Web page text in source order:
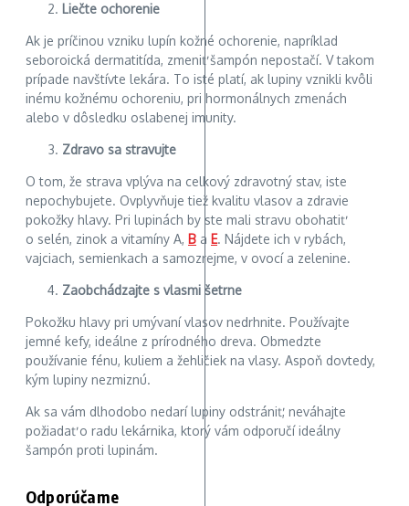
Liečte ochorenie
Ak je príčinou vzniku lupín kožné ochorenie, napríklad
seboroická dermatitída, zmeniť šampón nepostačí. V takom
prípade navštívte lekára. To isté platí, ak lupiny vznikli kvôli
inému kožnému ochoreniu, pri hormonálnych zmenách
alebo v dôsledku oslabenej imunity.
Zdravo sa stravujte
O tom, že strava vplýva na celkový zdravotný stav, iste
nepochybujete. Ovplyvňuje tiež kvalitu vlasov a zdravie
pokožky hlavy. Pri lupinách by ste mali stravu obohatiť
o selén, zinok a vitamíny A, B a E. Nájdete ich v rybách,
vajciach, semienkach a samozrejme, v ovocí a zelenine.
Zaobchádzajte s vlasmi šetrne
Pokožku hlavy pri umývaní vlasov nedrhnite. Používajte
jemné kefy, ideálne z prírodného dreva. Obmedzte
používanie fénu, kuliem a žehličiek na vlasy. Aspoň dovtedy,
kým lupiny nezmiznú.
Ak sa vám dlhodobo nedarí lupiny odstrániť, neváhajte
požiadať o radu lekárnika, ktorý vám odporučí ideálny
šampón proti lupinám.
Odporúčame